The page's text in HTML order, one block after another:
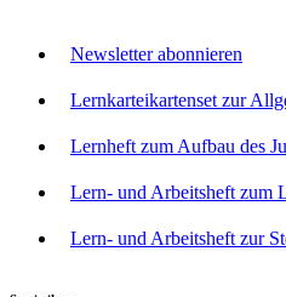
Newsletter abonnieren
Lernkarteikartenset zur
Lernheft zum Aufbau des
Lern- und Arbeitsheft zum
Lern- und Arbeitsheft zur